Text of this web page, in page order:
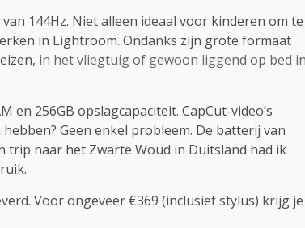
144Hz. Niet alleen ideaal voor kinderen om te
in Lightroom. Ondanks zijn grote formaat
in het vliegtuig of gewoon liggend op bed
en 256GB opslagcapaciteit. CapCut-video’s
Geen enkel probleem. De batterij van
trip naar het Zwarte Woud in Duitsland had ik
Voor ongeveer €369 (inclusief stylus) krijg je